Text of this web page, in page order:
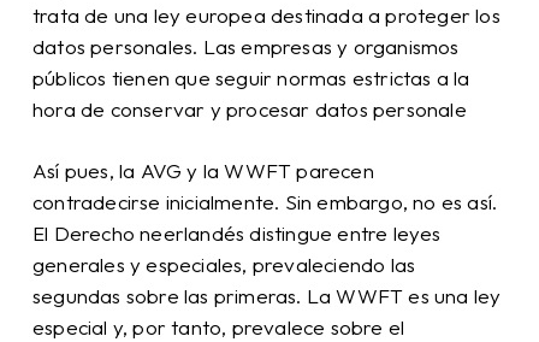
trata de una ley europea destinada a proteger los
datos personales. Las empresas y organismos
públicos tienen que seguir normas estrictas a la
hora de conservar y procesar datos personale
Así pues, la AVG y la WWFT parecen
contradecirse inicialmente. Sin embargo, no es así.
El Derecho neerlandés distingue entre leyes
generales y especiales, prevaleciendo las
segundas sobre las primeras. La WWFT es una ley
especial y, por tanto, prevalece sobre el